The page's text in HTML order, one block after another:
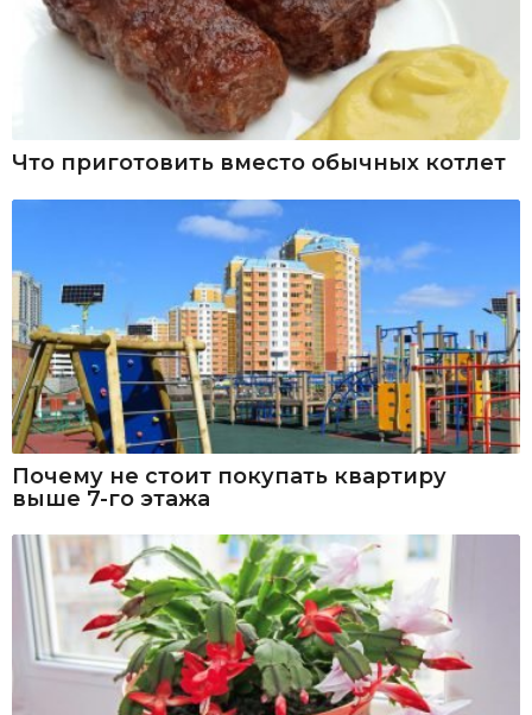
Что приготовить вместо обычных котлет
Почему не стоит покупать квартиру
выше 7-го этажа